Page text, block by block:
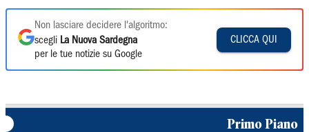
Non lasciare decidere l'algoritmo:
scegli La Nuova Sardegna
per le tue notizie su Google
CLICCA QUI
Primo Piano